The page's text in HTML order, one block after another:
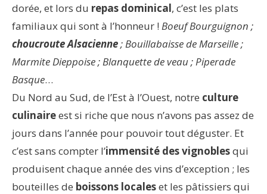
dorée, et lors du repas dominical, c’est les plats
familiaux qui sont à l’honneur ! Boeuf Bourguignon ;
choucroute Alsacienne; Bouillabaisse de Marseille ;
Marmite Dieppoise ; Blanquette de veau ; Piperade
Basque…
Du Nord au Sud, de l’Est à l’Ouest, notre culture
culinaireest si riche que nous n’avons pas assez de
jours dans l’année pour pouvoir tout déguster. Et
c’est sans compter l’immensité des vignoblesqui
produisent chaque année des vins d’exception ; les
bouteilles de boissons localeset les pâtissiers qui